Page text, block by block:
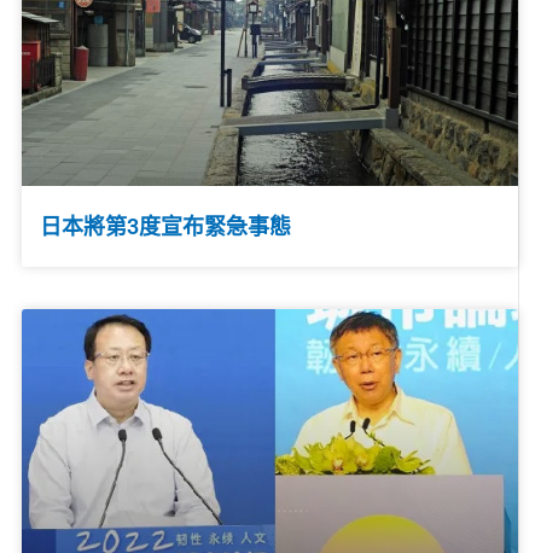
日本將第3度宣布緊急事態